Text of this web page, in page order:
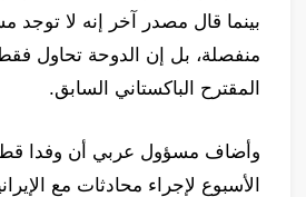
بينما قال مصدر آخر إنه لا توجد
منفصلة، بل إن الدوحة تحاول
المقترح الباكستاني السابق.
وأضاف مسؤول عربي أن وفدا
الأسبوع لإجراء محادثات مع